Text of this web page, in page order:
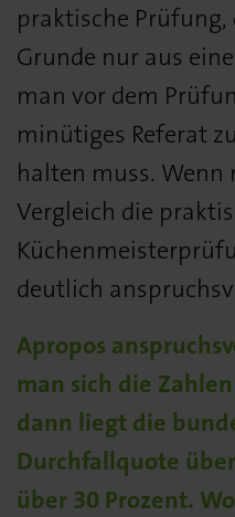
praktische
Grunde nur aus
man vor dem
minütiges Referat
halten muss. Wenn
Vergleich die
deutlich
Apropos
man sich die
dann liegt die
Durchfallquote
über 30 Prozent.